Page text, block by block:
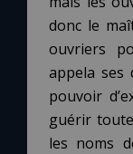
L'Évangile
Les premiers
Marie qui
donc le
ouvriers
appela ses
pouvoir
guérir
les noms